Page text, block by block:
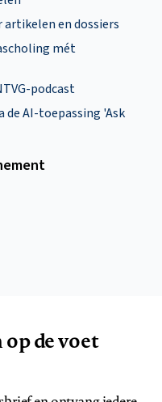
en dossiers
mét
podcast
de AI-toepassing 'Ask
de voet